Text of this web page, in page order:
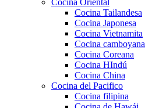
Cocina Oriental
Cocina Tailandesa
Cocina Japonesa
Cocina Vietnamita
Cocina camboyana
Cocina Coreana
Cocina HIndú
Cocina China
Cocina del Pacifico
Cocina filipina